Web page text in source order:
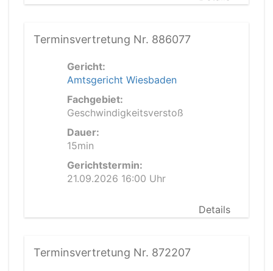
Terminsvertretung Nr. 886077
Gericht:
Amtsgericht Wiesbaden
Fachgebiet:
Geschwindigkeitsverstoß
Dauer:
15min
Gerichtstermin:
21.09.2026 16:00 Uhr
Details
Terminsvertretung Nr. 872207